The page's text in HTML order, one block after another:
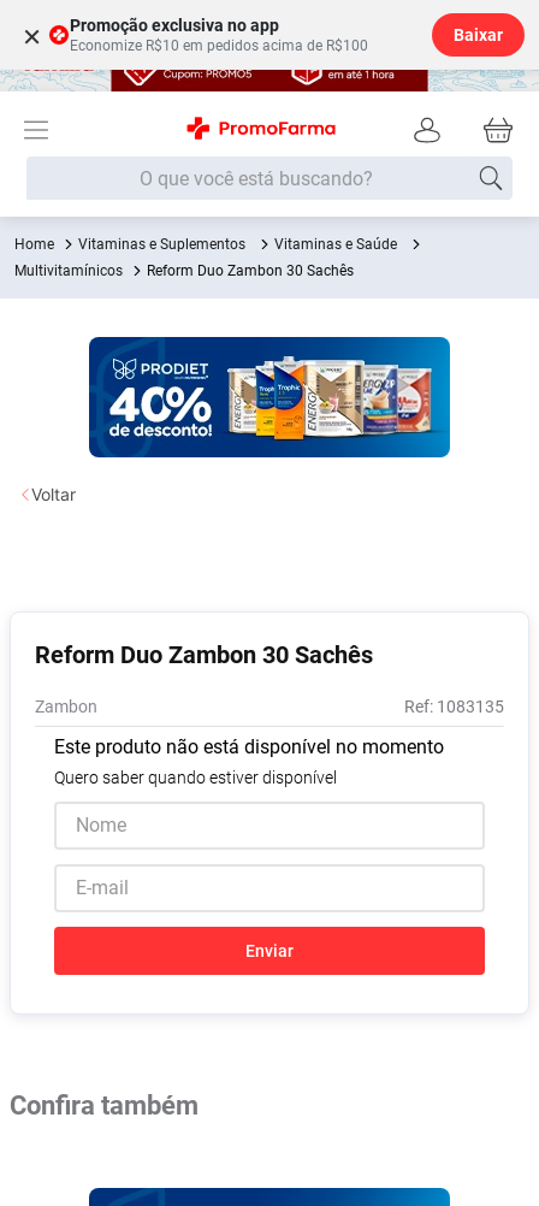
× Promoção exclusiva no app
Economize R$10 em pedidos acima de R$100
Baixar
O que você está buscando?
Vitaminas e Suplementos
Vitaminas e Saúde
Multivitamínicos
Reform Duo Zambon 30 Sachês
Reform Duo Zambon 30 Sachês
Zambon : 1083135
Este produto não está disponível no momento
Quero saber quando estiver disponível
Enviar
Voltar
Confira também
Termos mais buscados
1º Fralda
Medley
Lenço Umedecido
Fralda Xg
Fralda G
6
9º Lavitan
10º Vitamina D